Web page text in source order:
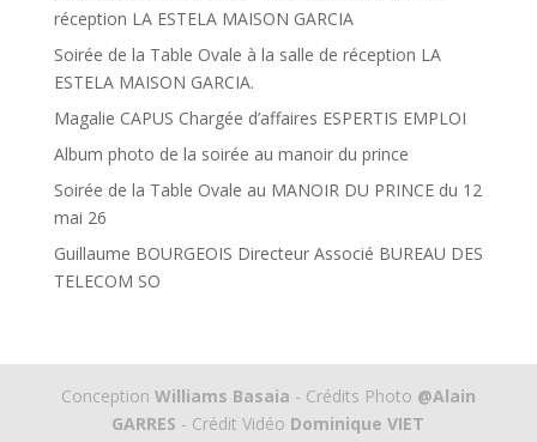
réception LA ESTELA MAISON GARCIA
Soirée de la Table Ovale à la salle de réception LA
ESTELA MAISON GARCIA.
Magalie CAPUS Chargée d’affaires ESPERTIS EMPLOI
Album photo de la soirée au manoir du prince
Soirée de la Table Ovale au MANOIR DU PRINCE du 12
mai 26
Guillaume BOURGEOIS Directeur Associé BUREAU DES
TELECOM SO
Conception Williams Basaia - Crédits Photo @Alain
GARRES - Crédit Vidéo Dominique VIET